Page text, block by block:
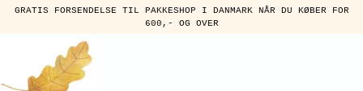
GRATIS FORSENDELSE TIL PAKKESHOP I DANMARK NÅR DU KØBER FOR
600,- OG OVER